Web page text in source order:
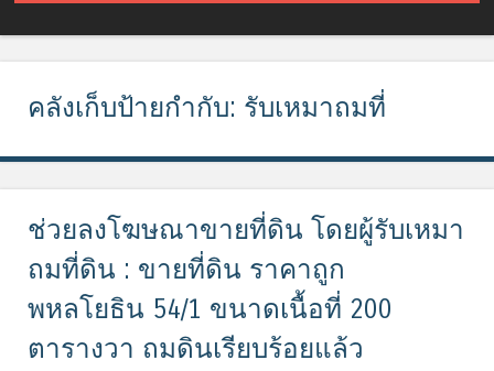
คลังเก็บป้ายกำกับ: รับเหมาถมที่
ช่วยลงโฆษณาขายที่ดิน โดยผู้รับเหมา
ถมที่ดิน : ขายที่ดิน ราคาถูก
พหลโยธิน 54/1 ขนาดเนื้อที่ 200
ตารางวา ถมดินเรียบร้อยแล้ว